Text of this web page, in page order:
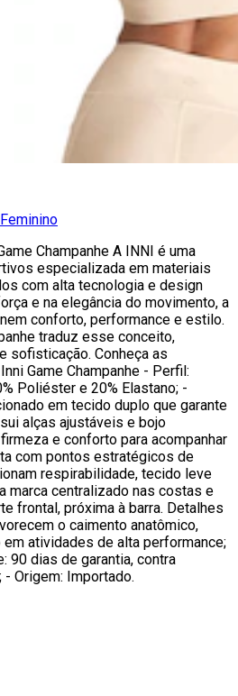
Champanhe A INNI é uma
especializada em materiais
com alta tecnologia e design
e na elegância do movimento, a
conforto, performance e estilo.
traduz esse conceito,
sofisticação. Conheça as
Game Champanhe - Perfil:
Poliéster e 20% Elastano; -
em tecido duplo que garante
alças ajustáveis e bojo
e conforto para acompanhar
com pontos estratégicos de
respirabilidade, tecido leve
marca centralizado nas costas e
frontal, próxima à barra. Detalhes
o caimento anatômico,
atividades de alta performance;
90 dias de garantia, contra
Origem: Importado.